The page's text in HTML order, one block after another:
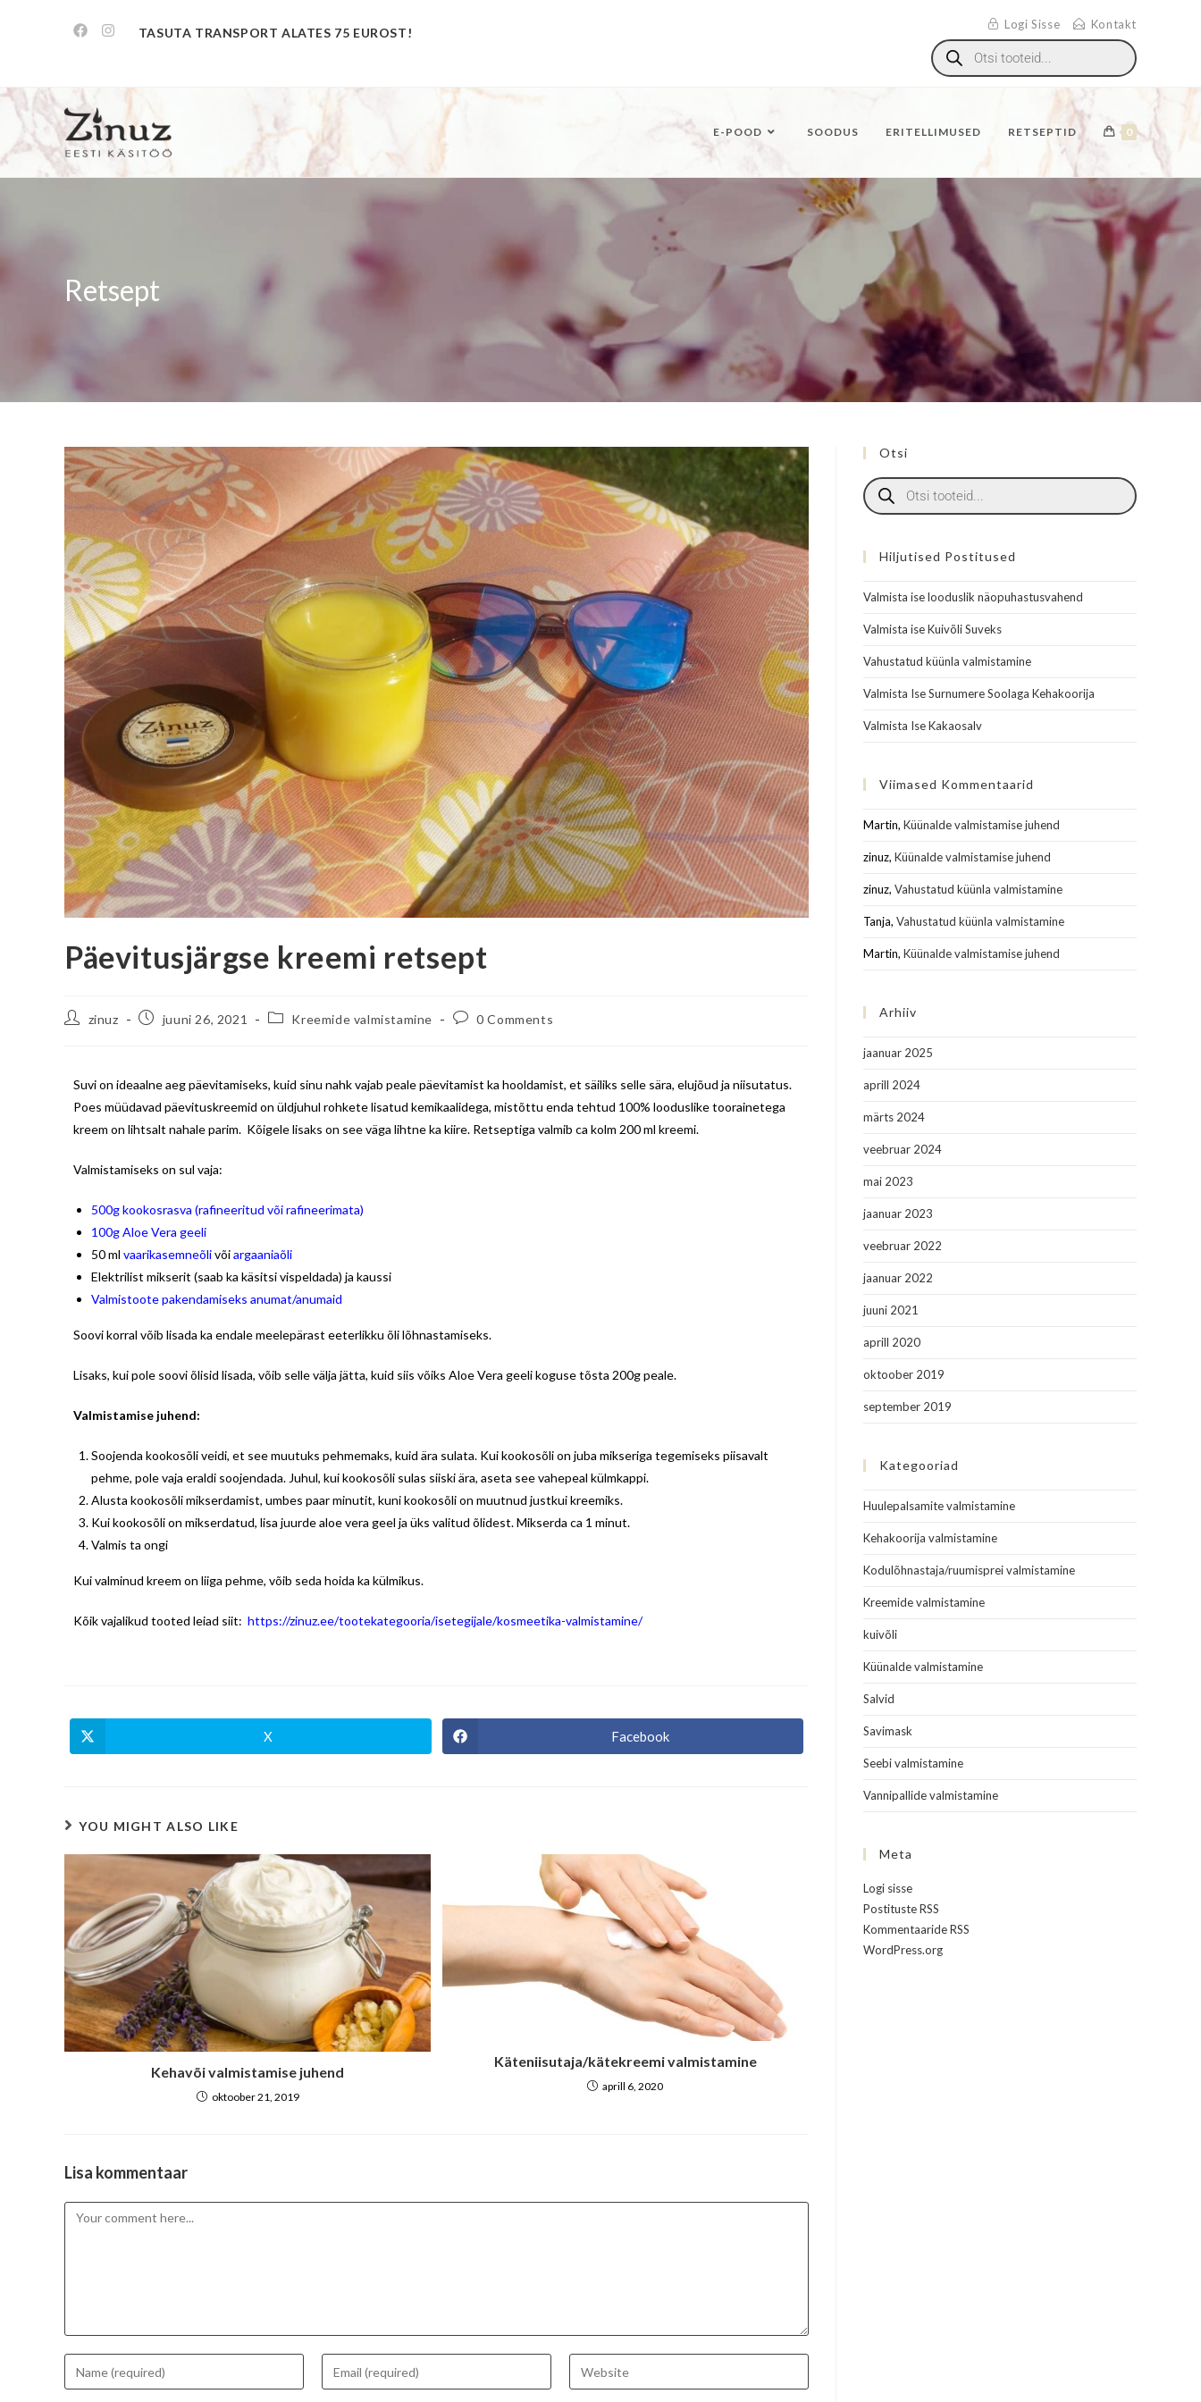
Logi Sisse Kontakt
TASUTA TRANSPORT ALATES 75 EUROST!
E-POOD SOODUS ERITELLIMUSED RETSEPTID 0
Retsept
Päevitusjärgse kreemi retsept
zinuz juuni 26, 2021 Kreemide valmistamine 0 Comments
Suvi on ideaalne aeg päevitamiseks, kuid sinu nahk vajab peale päevitamist ka hooldamist, et säiliks selle sära, elujõud ja niisutatus.
Poes müüdavad päevituskreemid on üldjuhul rohkete lisatud kemikaalidega, mistõttu enda tehtud 100% looduslike toorainetega
kreem on lihtsalt nahale parim. Kõigele lisaks on see väga lihtne ka kiire. Retseptiga valmib ca kolm 200 ml kreemi.
Valmistamiseks on sul vaja:
500g kookosrasva (rafineeritud või rafineerimata)
100g Aloe Vera geeli
50 ml vaarikasemneõlivõiargaaniaõli
Elektrilist mikserit (saab ka käsitsi vispeldada) ja kaussi
Valmistoote pakendamiseks anumat/anumaid
Soovi korral võib lisada ka endale meelepärast eeterlikku õli lõhnastamiseks.
Lisaks, kui pole soovi õlisid lisada, võib selle välja jätta, kuid siis võiks Aloe Vera geeli koguse tõsta 200g peale.
Valmistamise juhend:
Soojenda kookosõli veidi, et see muutuks pehmemaks, kuid ära sulata. Kui kookosõli on juba mikseriga tegemiseks piisavalt
pehme, pole vaja eraldi soojendada. Juhul, kui kookosõli sulas siiski ära, aseta see vahepeal külmkappi.
Alusta kookosõli mikserdamist, umbes paar minutit, kuni kookosõli on muutnud justkui kreemiks.
Kui kookosõli on mikserdatud, lisa juurde aloe vera geel ja üks valitud õlidest. Mikserda ca 1 minut.
Valmis ta ongi
Kui valminud kreem on liiga pehme, võib seda hoida ka külmikus.
Kõik vajalikud tooted leiad siit: https://zinuz.ee/tootekategooria/isetegijale/kosmeetika-valmistamine/
X Facebook
YOU MIGHT ALSO LIKE
Kehavõi valmistamise juhend
oktoober 21, 2019
Käteniisutaja/kätekreemi valmistamine
aprill 6, 2020
Lisa kommentaar
Otsi
Hiljutised Postitused
Valmista ise looduslik näopuhastusvahend
Valmista ise Kuivõli Suveks
Vahustatud küünla valmistamine
Valmista Ise Surnumere Soolaga Kehakoorija
Valmista Ise Kakaosalv
Viimased Kommentaarid
Martin, Küünalde valmistamise juhend
zinuz, Küünalde valmistamise juhend
zinuz, Vahustatud küünla valmistamine
Tanja, Vahustatud küünla valmistamine
Martin, Küünalde valmistamise juhend
Arhiiv
jaanuar 2025
aprill 2024
märts 2024
veebruar 2024
mai 2023
jaanuar 2023
veebruar 2022
jaanuar 2022
juuni 2021
aprill 2020
oktoober 2019
september 2019
Kategooriad
Huulepalsamite valmistamine
Kehakoorija valmistamine
Kodulõhnastaja/ruumisprei valmistamine
Kreemide valmistamine
kuivõli
Küünalde valmistamine
Salvid
Savimask
Seebi valmistamine
Vannipallide valmistamine
Meta
Logi sisse
Postituste RSS
Kommentaaride RSS
WordPress.org